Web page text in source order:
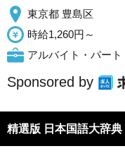
東京都 豊島区
時給1,260円～
アルバイト・パート
Sponsored by
精選版 日本国語大辞典